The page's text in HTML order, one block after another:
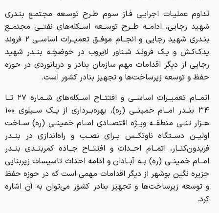
تداوم عملیـات اجرایـی فـاز سـوم طـرح توسـعه مجتمـع بنـدری
شهید رجایی، ادامــه طــرح توســعه اســکله‌های نفتــی مجتمــع
بنـدری شهید رجایی و انجــام موفــق تعمیــرات اساســی ۲ فروند
یدک‌کـش و یـک فرونـد شـناور لایروب در حوضچـه بنــدر شهید
رجایی از دیگر اقدامات مهم سازمان بنادر و دریانوردی در حوزه
حفظ و توسعه زیرساخت‌ها و تجهیز بنادر کشور است.
اتمــام تعمیــرات اساســی و افتتــاح اســکله‌های شــماره ۲۷ تــا
۳۴ بنــدر امــام خمینــی (ره)، بهره‌بــرداری از یــک ســیلوی ۱۰۰
هــزار تنــی منطقــه ویــژه اقتصــادی امــام خمینــی (ره) ســاخت
اولیــن دســتگاه ناوتکــس بــرای نصــب و راه‌اندازی در بنــدر
فریدون‌کنــار، اتمــام احــداث و افتتــاح جــاده کمربنــدی بنــدر
امــام خمینــی (ره) بــه آبــادان و ادامه احداث تاسیسات زیربنایی
جزیره نگین بوشهر از دیگر اقدامات مهمی است که در حوزه حفظ
و توسعه زیرساخت‌ها و تجهیز بنادر کشور می‌توان به آن اشاره
کرد.